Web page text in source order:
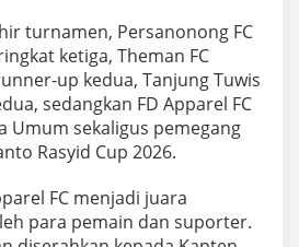
turnamen, Persanonong FC
ketiga, Theman FC
up kedua, Tanjung Tuwis
sedangkan FD Apparel FC
Umum sekaligus pemegang
Rasyid Cup 2026.
FC menjadi juara
para pemain dan suporter.